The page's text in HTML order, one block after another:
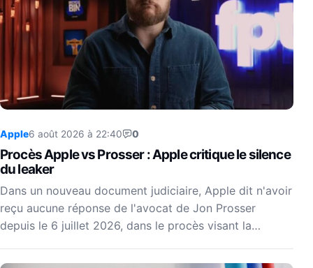
Apple6 août 2026 à 22:40 0
Procès Apple vs Prosser : Apple critique le silence
du leaker
Dans un nouveau document judiciaire, Apple dit n'avoir
reçu aucune réponse de l'avocat de Jon Prosser
depuis le 6 juillet 2026, dans le procès visant la…